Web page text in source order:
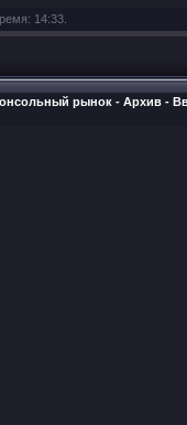
14:33
рынок - Архив -